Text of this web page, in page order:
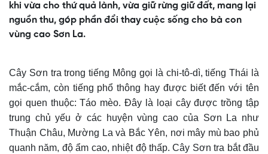
khi vừa cho thứ quả lành, vừa giữ rừng giữ đất, mang lại
nguồn thu, góp phần đổi thay cuộc sống cho bà con
vùng cao Sơn La.
Cây Sơn tra trong tiếng Mông gọi là chi-tô-dì, tiếng Thái là
mắc-cắm, còn tiếng phổ thông hay được biết đến với tên
gọi quen thuộc: Táo mèo. Đây là loại cây được trồng tập
trung chủ yếu ở các huyện vùng cao của Sơn La như
Thuận Châu, Mường La và Bắc Yên, nơi mây mù bao phủ
quanh năm, độ ẩm cao, nhiệt độ thấp. Cây Sơn tra bắt đầu